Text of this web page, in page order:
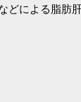
による脂肪肝
。体重は減ら
」としている